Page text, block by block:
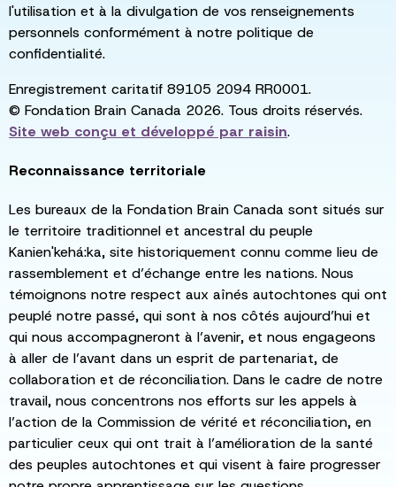
l'utilisation et à la divulgation de vos renseignements
personnels conformément à notre politique de
confidentialité.
Enregistrement caritatif 89105 2094 RR0001.
© Fondation Brain Canada 2026. Tous droits réservés.
Site web conçu et développé par raisin.
Reconnaissance territoriale
Les bureaux de la Fondation Brain Canada sont situés sur
le territoire traditionnel et ancestral du peuple
Kanien'kehá:ka, site historiquement connu comme lieu de
rassemblement et d’échange entre les nations. Nous
témoignons notre respect aux aînés autochtones qui ont
peuplé notre passé, qui sont à nos côtés aujourd’hui et
qui nous accompagneront à l’avenir, et nous engageons
à aller de l’avant dans un esprit de partenariat, de
collaboration et de réconciliation. Dans le cadre de notre
travail, nous concentrons nos efforts sur les appels à
l’action de la Commission de vérité et réconciliation, en
particulier ceux qui ont trait à l’amélioration de la santé
des peuples autochtones et qui visent à faire progresser